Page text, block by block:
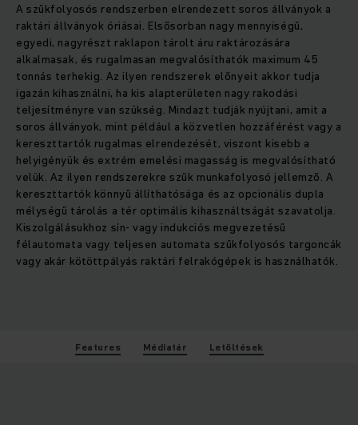
A szűkfolyosós rendszerben elrendezett soros állványok a
raktári állványok óriásai. Elsősorban nagy mennyiségű,
egyedi, nagyrészt raklapon tárolt áru raktározására
alkalmasak, és rugalmasan megvalósíthatók maximum 45
tonnás terhekig. Az ilyen rendszerek előnyeit akkor tudja
igazán kihasználni, ha kis alapterületen nagy rakodási
teljesítményre van szükség. Mindazt tudják nyújtani, amit a
soros állványok, mint például a közvetlen hozzáférést vagy a
kereszttartók rugalmas elrendezését, viszont kisebb a
helyigényük és extrém emelési magasság is megvalósítható
velük. Az ilyen rendszerekre szűk munkafolyosó jellemző. A
kereszttartók könnyű állíthatósága és az opcionális dupla
mélységű tárolás a tér optimális kihasználtságát szavatolja.
Kiszolgálásukhoz sín- vagy indukciós megvezetésű
félautomata vagy teljesen automata szűkfolyosós targoncák
vagy akár kötöttpályás raktári felrakógépek is használhatók.
Features Médiatár Letöltések